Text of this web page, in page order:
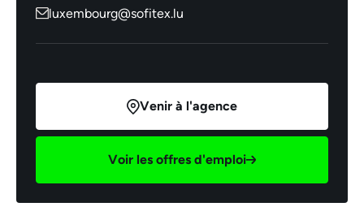
luxembourg@sofitex.lu
Venir à l'agence
Voir les offres d'emploi